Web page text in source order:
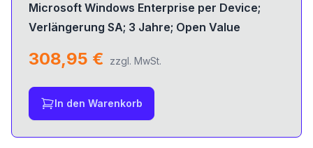
Microsoft Windows Enterprise per Device;
Verlängerung SA; 3 Jahre; Open Value
308,95 € zzgl. MwSt.
In den Warenkorb